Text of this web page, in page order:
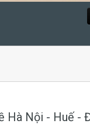
Hà Nội - Huế -